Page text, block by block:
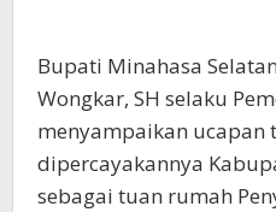
Bupati Minahasa
Wongkar, SH selaku
menyampaikan ucapan
dipercayakannya
sebagai tuan rumah